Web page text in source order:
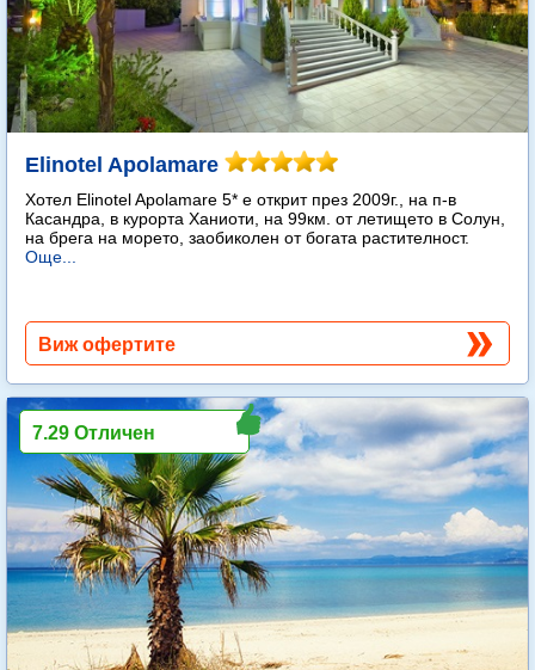
Elinotel Apolamare
Хотел Elinotel Apolamare 5* е открит през 2009г., на п-в
Касандра, в курорта Ханиоти, на 99км. от летището в Солун,
на брега на морето, заобиколен от богата растителност.
Още...
Виж офертите
7.29 Отличен